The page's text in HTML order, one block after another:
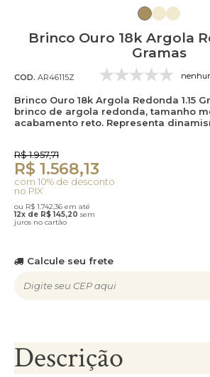
Brinco Ouro 18k Argola
Gramas
COD. AR46115Z
Brinco Ouro 18k Argola Redonda 1.15
brinco de argola redonda, tamanho
acabamento reto. Representa
R$ 1.957,71
R$ 1.568,13
com 10% de desconto
no PIX
ou R$ 1.742,36 em até
12x de R$ 145,20 sem
juros no cartão
Calcule seu frete
Descrição